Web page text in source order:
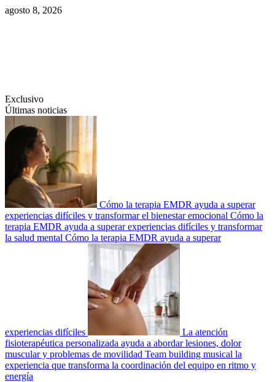
Saltar
agosto 8, 2026
Exclusivo
Últimas noticias
Cómo la terapia EMDR ayuda a superar
experiencias difíciles y transformar el bienestar emocional Cómo la
terapia EMDR ayuda a superar experiencias difíciles y transformar
la salud mental Cómo la terapia EMDR ayuda a superar
experiencias difíciles
La atención
fisioterapéutica personalizada ayuda a abordar lesiones, dolor
muscular y problemas de movilidad Team building musical la
experiencia que transforma la coordinación del equipo en ritmo y
energía